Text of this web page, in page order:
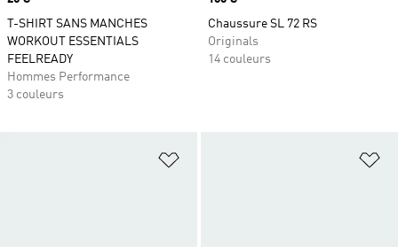
T-SHIRT SANS MANCHES
WORKOUT ESSENTIALS
FEELREADY
Hommes Performance
3 couleurs
Chaussure SL 72 RS
Originals
14 couleurs
Ajouter à la Liste de produits